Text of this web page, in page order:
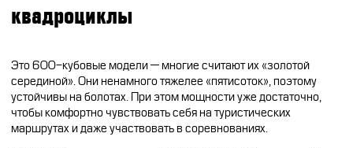
квадроциклы
Это 600-кубовые модели — многие считают их «золотой
серединой». Они ненамного тяжелее «пятисоток», поэтому
устойчивы на болотах. При этом мощности уже достаточно,
чтобы комфортно чувствовать себя на туристических
маршрутах и даже участвовать в соревнованиях.